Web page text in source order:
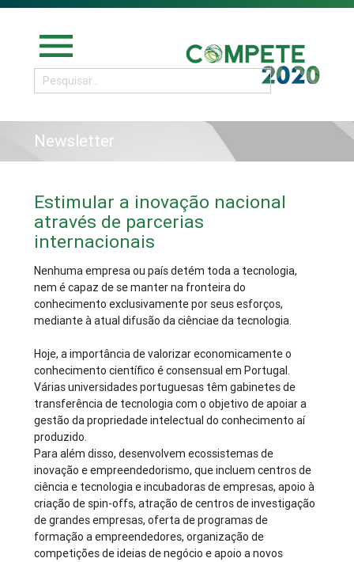
menu
Newsletter
Estimular a inovação nacional
através de parcerias
internacionais
Nenhuma empresa ou país detém toda a tecnologia,
nem é capaz de se manter na fronteira do
conhecimento exclusivamente por seus esforços,
mediante à atual difusão da ciênciae da tecnologia.
Hoje, a importância de valorizar economicamente o
conhecimento científico é consensual em Portugal.
Várias universidades portuguesas têm gabinetes de
transferência de tecnologia com o objetivo de apoiar a
gestão da propriedade intelectual do conhecimento aí
produzido.
Para além disso, desenvolvem ecossistemas de
inovação e empreendedorismo, que incluem centros de
ciência e tecnologia e incubadoras de empresas, apoio à
criação de spin-offs, atração de centros de investigação
de grandes empresas, oferta de programas de
formação a empreendedores, organização de
competições de ideias de negócio e apoio a novos